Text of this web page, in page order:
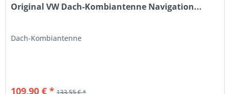
Original VW Dach-Kombiantenne Navigation...
Dach-Kombiantenne
109,90 € *